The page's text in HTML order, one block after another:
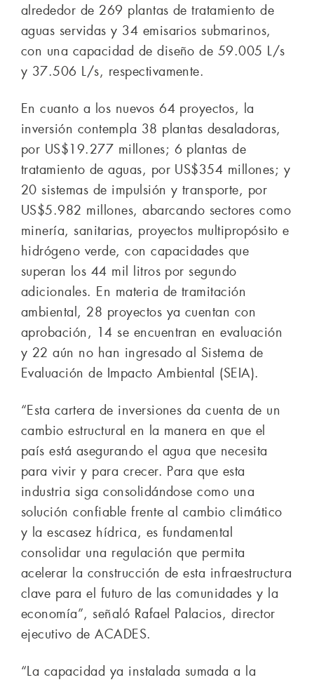
alrededor de 269 plantas de tratamiento de
aguas servidas y 34 emisarios submarinos,
con una capacidad de diseño de 59.005 L/s
y 37.506 L/s, respectivamente.
En cuanto a los nuevos 64 proyectos, la
inversión contempla 38 plantas desaladoras,
por US$19.277 millones; 6 plantas de
tratamiento de aguas, por US$354 millones; y
20 sistemas de impulsión y transporte, por
US$5.982 millones, abarcando sectores como
minería, sanitarias, proyectos multipropósito e
hidrógeno verde, con capacidades que
superan los 44 mil litros por segundo
adicionales. En materia de tramitación
ambiental, 28 proyectos ya cuentan con
aprobación, 14 se encuentran en evaluación
y 22 aún no han ingresado al Sistema de
Evaluación de Impacto Ambiental (SEIA).
“Esta cartera de inversiones da cuenta de un
cambio estructural en la manera en que el
país está asegurando el agua que necesita
para vivir y para crecer. Para que esta
industria siga consolidándose como una
solución confiable frente al cambio climático
y la escasez hídrica, es fundamental
consolidar una regulación que permita
acelerar la construcción de esta infraestructura
clave para el futuro de las comunidades y la
economía”, señaló Rafael Palacios, director
ejecutivo de ACADES.
“La capacidad ya instalada sumada a la